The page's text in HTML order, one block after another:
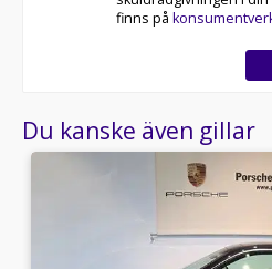
finns på
Du kanske även gillar